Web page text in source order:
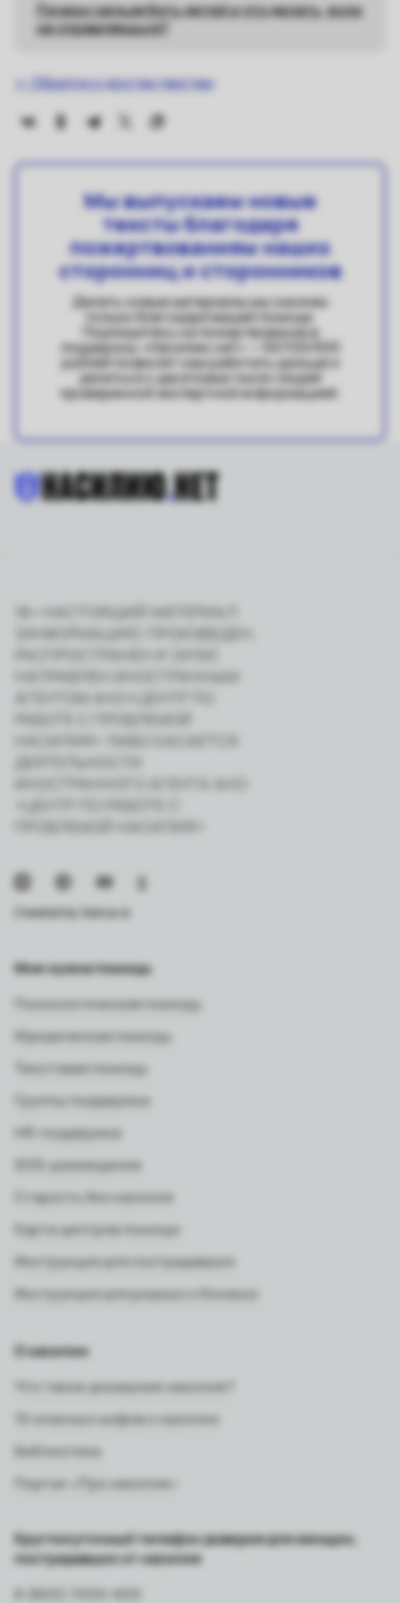
Почему нельзя бить детей и что делать, если
не справляешься?
← Обратно к другим текстам
Мы выпускаем новые
тексты благодаря
пожертвованиям наших
сторонниц и сторонников
Делать новые материалы мы сможем
только благодаря вашей помощи.
Подпишитесь на пожертвование в
поддержку «Насилию.нет» — 50/100/500
рублей позволят нам работать дальше и
делиться с десятками тысяч людей
проверенной экспертной информацией.
18+ НАСТОЯЩИЙ МАТЕРИАЛ
(ИНФОРМАЦИЯ) ПРОИЗВЕДЕН,
РАСПРОСТРАНЕН И (ИЛИ)
НАПРАВЛЕН ИНОСТРАННЫМ
АГЕНТОМ АНО«ЦЕНТР ПО
РАБОТЕ С ПРОБЛЕМОЙ
НАСИЛИЯ» ЛИБО КАСАЕТСЯ
ДЕЯТЕЛЬНОСТИ
ИНОСТРАННОГО АГЕНТА АНО
«ЦЕНТР ПО РАБОТЕ С
ПРОБЛЕМОЙ НАСИЛИЯ»
Created by Sairus.io
Мне нужна помощь
Психологическая помощь
Юридическая помощь
Текстовая помощь
Группы поддержки
HR-поддержка
SOS-размещение
Старость без насилия
Карта центров помощи
Инструкция для пострадавших
Инструкция для родных и близких
О насилии
Что такое домашнее насилие?
10 опасных мифов о насилии
Библиотека
Портал «Про насилие»
Круглосуточный телефон доверия для женщин,
пострадавших от насилия
8 (800) 7000-600